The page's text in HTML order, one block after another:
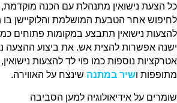
כל הצעת נישואין מתנהלת עם הכנה
לחיפוש אחר הטבעת המושלמת והלוקיישן
להצעות נישואין תתבצע במקומות פתוחים
ישנה אפשרות להצית אש. את ביצוע ההצעה
אטרקציות נוספות כמו פוי לד להצעות נישואין,
מתופפות ושיר במתנה שינצח על האווירה.
שומרים על אידיאולוגיה למען הסביבה